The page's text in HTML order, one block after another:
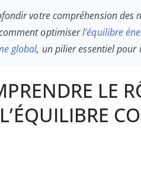
votre compréhension des
optimiserl’équilibre
global, un pilier essentiel pour
LE